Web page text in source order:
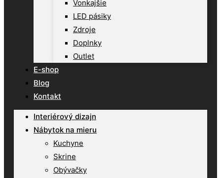
Vonkajšie
LED pásiky
Zdroje
Doplnky
Outlet
E-shop
Blog
Kontakt
Interiérový dizajn
Nábytok na mieru
Kuchyne
Skrine
Obývačky